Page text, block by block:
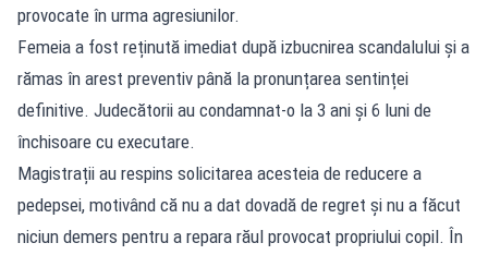
provocate în urma agresiunilor.
Femeia a fost reținută imediat după izbucnirea scandalului și a
rămas în arest preventiv până la pronunțarea sentinței
definitive. Judecătorii au condamnat-o la 3 ani și 6 luni de
închisoare cu executare.
Magistrații au respins solicitarea acesteia de reducere a
pedepsei, motivând că nu a dat dovadă de regret și nu a făcut
niciun demers pentru a repara răul provocat propriului copil. În